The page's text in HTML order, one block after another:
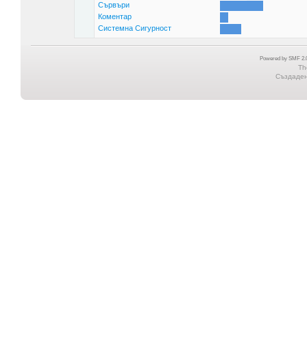
Сървъри
Коментар
Системна Сигурност
Powered by SMF